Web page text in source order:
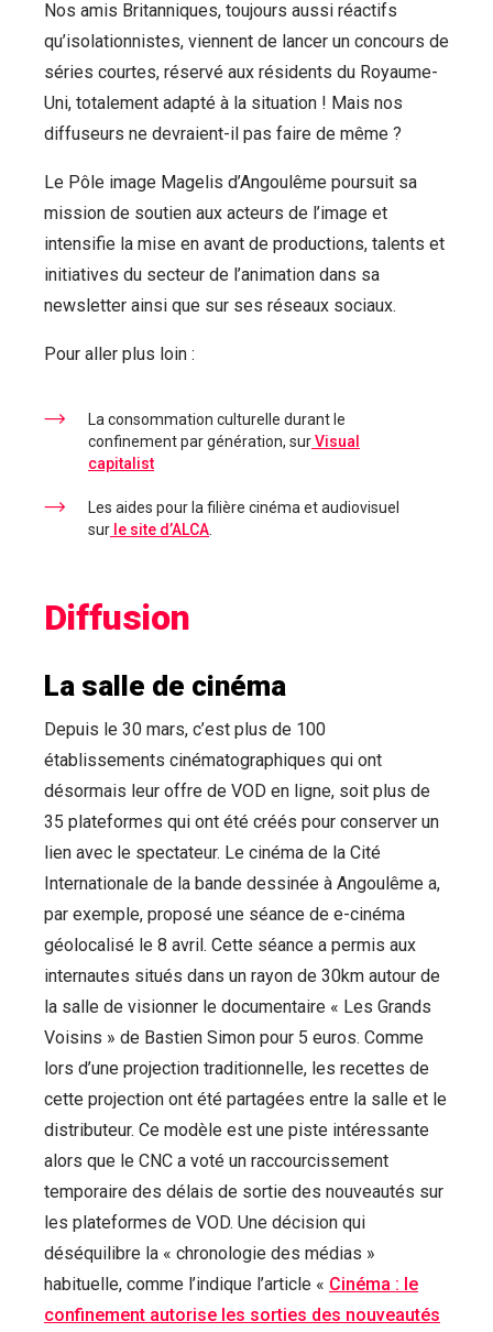
Nos amis Britanniques, toujours aussi réactifs
qu’isolationnistes, viennent de lancer un concours de
séries courtes, réservé aux résidents du Royaume-
Uni, totalement adapté à la situation ! Mais nos
diffuseurs ne devraient-il pas faire de même ?
Le Pôle image Magelis d’Angoulême poursuit sa
mission de soutien aux acteurs de l’image et
intensifie la mise en avant de productions, talents et
initiatives du secteur de l’animation dans sa
newsletter ainsi que sur ses réseaux sociaux.
Pour aller plus loin :
La consommation culturelle durant le
confinement par génération, surVisual
capitalist
Les aides pour la filière cinéma et audiovisuel
sur le site d’ALCA
Diffusion
La salle de cinéma
Depuis le 30 mars, c’est plus de 100
établissements cinématographiques qui ont
désormais leur offre de VOD en ligne, soit plus de
35 plateformes qui ont été créés pour conserver un
lien avec le spectateur. Le cinéma de la Cité
Internationale de la bande dessinée à Angoulême a,
par exemple, proposé une séance de e-cinéma
géolocalisé le 8 avril. Cette séance a permis aux
internautes situés dans un rayon de 30km autour de
la salle de visionner le documentaire « Les Grands
Voisins » de Bastien Simon pour 5 euros. Comme
lors d’une projection traditionnelle, les recettes de
cette projection ont été partagées entre la salle et le
distributeur. Ce modèle est une piste intéressante
alors que le CNC a voté un raccourcissement
temporaire des délais de sortie des nouveautés sur
les plateformes de VOD. Une décision qui
déséquilibre la « chronologie des médias »
habituelle, comme l’indique l’article « Cinéma : le
confinement autorise les sorties des nouveautés